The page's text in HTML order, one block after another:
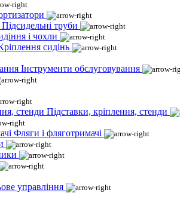
Підсидельні труби
і чохли
сидінь
Інструменти обслуговування
Підставки, кріплення, стенди
Фляги і фляготримачі
управління